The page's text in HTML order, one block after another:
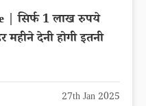
| सिर्फ 1 लाख रुपये
देनी होगी इतनी
27th Jan 2025